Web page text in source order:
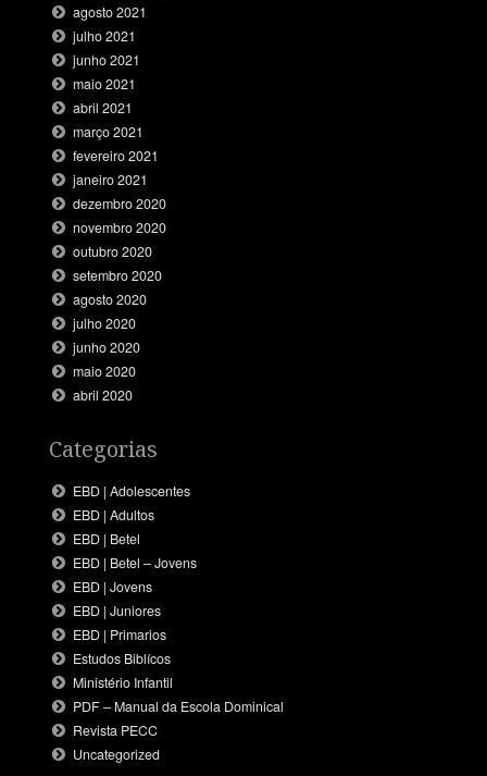
agosto 2021
julho 2021
junho 2021
maio 2021
abril 2021
março 2021
fevereiro 2021
janeiro 2021
dezembro 2020
novembro 2020
outubro 2020
setembro 2020
agosto 2020
julho 2020
junho 2020
maio 2020
abril 2020
Categorias
EBD | Adolescentes
EBD | Adultos
EBD | Betel
EBD | Betel – Jovens
EBD | Jovens
EBD | Juniores
EBD | Primarios
Estudos Biblícos
Ministério Infantil
PDF – Manual da Escola Dominical
Revista PECC
Uncategorized